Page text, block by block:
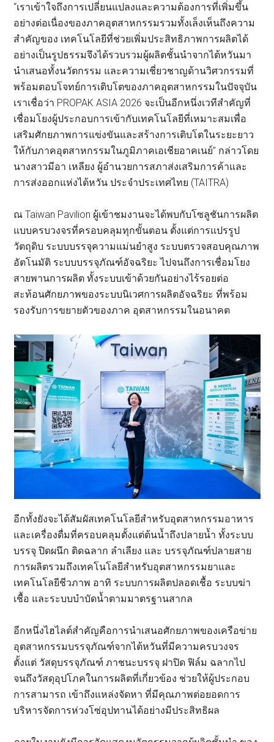
“เราเข้าใจถึงการเปลี่ยนแปลงและความต้องการที่เพิ่มขึ้น
อย่างต่อเนื่องของภาคอุตสาหกรรมรวมทั้งเล็งเห็นถึงความ
สำคัญของ เทคโนโลยีที่ช่วยเพิ่มประสิทธิภาพการผลิตได้
อย่างเป็นรูปธรรมจึงได้รวบรวมผู้ผลิตชั้นนำจากไต้หวันมา
นำเสนอทั้งนวัตกรรม และความเชี่ยวชาญด้านวิศวกรรมที่
พร้อมตอบโจทย์การเติบโตของภาคอุตสาหกรรมในปัจจุบัน
เราเชื่อว่า PROPAK ASIA 2026 จะเป็นอีกหนึ่งเวทีสำคัญที่
เชื่อมโยงผู้ประกอบการเข้ากับเทคโนโลยีที่เหมาะสมเพื่อ
เสริมศักยภาพการแข่งขันและสร้างการเติบโตในระยะยาว
ให้กับภาคอุตสาหกรรมในภูมิภาคเอเชียอาคเนย์” กล่าวโดย
นางสาวมีอา เหลียง ผู้อำนวยการสภาส่งเสริมการค้าและ
การส่งออกแห่งไต้หวัน ประจำประเทศไทย (TAITRA)
ณ Taiwan Pavilion ผู้เข้าชมงานจะได้พบกับโซลูชันการผลิต
แบบครบวงจรที่ครอบคลุมทุกขั้นตอน ตั้งแต่การแปรรูป
วัตถุดิบ ระบบบรรจุความแม่นยำสูง ระบบตรวจสอบคุณภาพ
อัตโนมัติ ระบบบรรจุภัณฑ์อัจฉริยะ ไปจนถึงการเชื่อมโยง
สายพานการผลิต ทั้งระบบเข้าด้วยกันอย่างไร้รอยต่อ
สะท้อนศักยภาพของระบบนิเวศการผลิตอัจฉริยะ ที่พร้อม
รองรับการขยายตัวของภาค อุตสาหกรรมในอนาคต
อีกทั้งยังจะได้สัมผัสเทคโนโลยีสำหรับอุตสาหกรรมอาหาร
และเครื่องดื่มที่ครอบคลุมตั้งแต่ต้นน้ำถึงปลายน้ำ ทั้งระบบ
บรรจุ ปิดผนึก ติดฉลาก ลำเลียง และ บรรจุภัณฑ์ปลายสาย
การผลิตรวมถึงเทคโนโลยีสำหรับอุตสาหกรรมยาและ
เทคโนโลยีชีวภาพ อาทิ ระบบการผลิตปลอดเชื้อ ระบบฆ่า
เชื้อ และระบบบำบัดน้ำตามมาตรฐานสากล
อีกหนึ่งไฮไลต์สำคัญคือการนำเสนอศักยภาพของเครือข่าย
อุตสาหกรรมบรรจุภัณฑ์จากไต้หวันที่มีความครบวงจร
ตั้งแต่ วัสดุบรรจุภัณฑ์ ภาชนะบรรจุ ฝาปิด ฟิล์ม ฉลากไป
จนถึงวัสดุอุปโภคในการผลิตที่เกี่ยวข้อง ช่วยให้ผู้ประกอบ
การสามารถ เข้าถึงแหล่งจัดหา ที่มีคุณภาพต่อยอดการ
บริหารจัดการห่วงโซ่อุปทานได้อย่างมีประสิทธิผล